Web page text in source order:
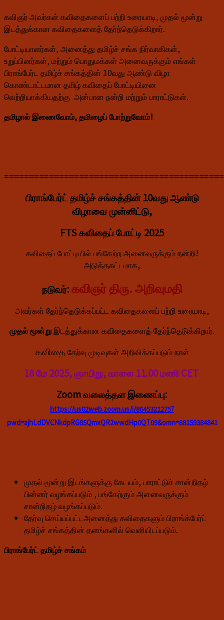
கவிஞர் அவர்கள் கவிதைகளைப் பற்றி உரையாடி, முதல் மூன்று
இடத்துக்கான கவிதைகளைத் தேர்ந்தெடுக்கிறார்.
போட்டியாளர்கள், அனைத்து தமிழ்ச் சங்க நிர்வாகிகள்,
உறுப்பினர்கள், மற்றும் பொதுமக்கள் அனைவருக்கும் எங்கள்
பிராங்பேர்ட தமிழ்ச் சங்கத்தின் 10வது ஆண்டு விழா
கொண்டாட்டமான தமிழ் கவிதைப் போட்டியினை
வெற்றியாக்கியதற்கு அன்பான நன்றி மற்றும் பாராட்டுகள்.
தமிழால் இணைவோம், தமிழைப் போற்றுவோம்!
பிராங்பேர்ட் தமிழ்ச் சங்கத்தின் 10வது ஆண்டு
விழாவைமுன்னிட்டு,
FTS கவிதைப் போட்டி 2025
கவிதைப் போட்டியில் பங்கேற்ற அனைவருக்கும் நன்றி!
அடுத்தகட்டமாக,
நடுவர்:கவிஞர் திரு. அறிவுமதி
அவர்கள் தேர்ந்தெடுக்கப்பட்ட கவிதைகளைப் பற்றி உரையாடி,
முதல் மூன்று இடத்துக்கான கவிதைகளைத் தேர்ந்தெடுக்கிறார்.
கவிதைதேர்வு முடிவுகள் அறிவிக்கப்படும் நாள்
18 மே 2025, ஞாயிறு,காலை 11.00 மணி CET
Zoom வலைத்தள இணைப்பு:
https://us02web.zoom.us/j/8645321275?
pwd=ajhLdDVCNkdpRG85QmxQR2wwdHp0QT09&omn=88159384841
முதல் மூன்று இடங்களுக்கு கேடயம், பாராட்டுச் சான்றிதழ்
பின்னர் வழங்கப்படும் , பங்கேற்கும் அனைவருக்கும்
சான்றிதழ் வழங்கப்படும்.
தேர்வு செய்யப்பட்டஅனைத்து கவிதைகளும் பிராங்க்பேர்ட்
தமிழ்ச் சங்கத்தின் தளங்களில் வெளியிடப்படும்.
பிராங்பேர்ட் தமிழ்ச் சங்கம்